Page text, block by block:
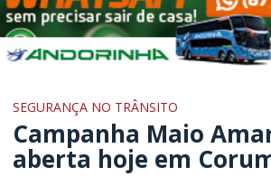
SEGURANÇA NO TRÂNSITO
Campanha Maio
aberta hoje em